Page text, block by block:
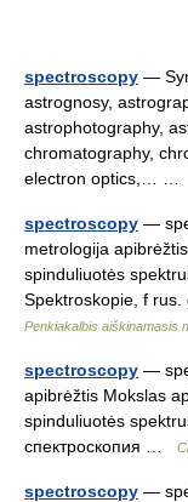
spectroscopy —
astrognosy,
astrophotography,
chromatography,
electron optics,… …
spectroscopy —
metrologija
spinduliuotės
Spektroskopie, f
Penkiakalbis aiškinamasis
spectroscopy —
apibrėžtis Mokslas
spinduliuotės
спектроскопия …
spectroscopy —